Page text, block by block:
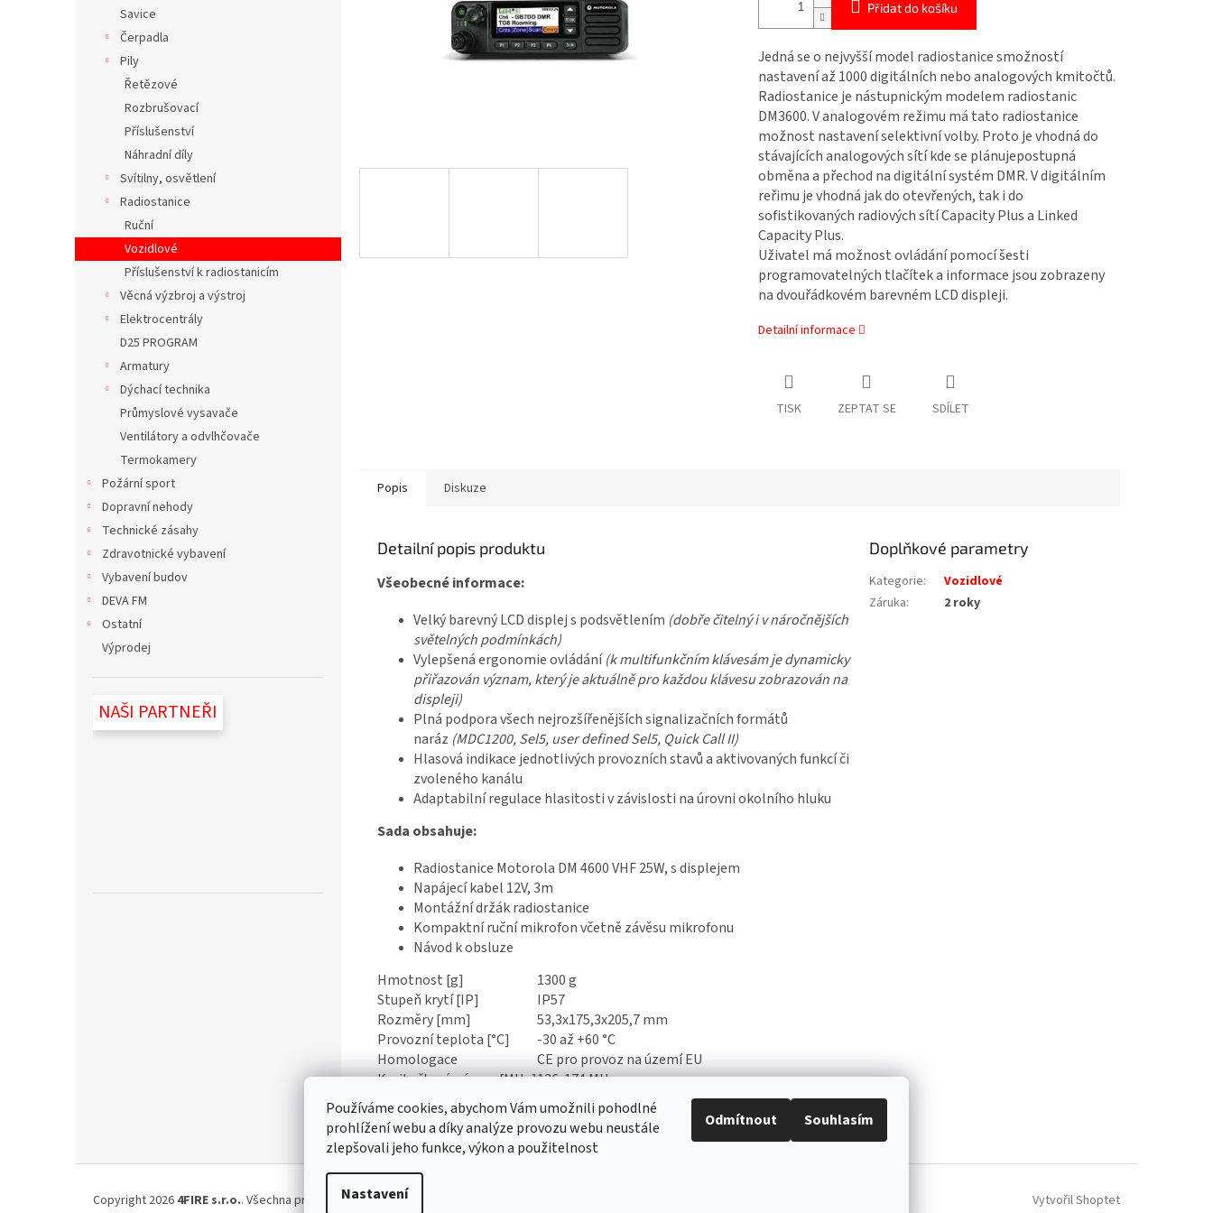
Používáme cookies, abychom Vám umožnili pohodlné
prohlížení webu a díky analýze provozu webu neustále
zlepšovali jeho funkce, výkon a použitelnost
Nastavení
Odmítnout Souhlasím
Savice
Čerpadla
Pily
Řetězové
Rozbrušovací
Příslušenství
Náhradní díly
Svítilny, osvětlení
Radiostanice
Ruční
Vozidlové
Příslušenství k radiostanicím
Věcná výzbroj a výstroj
Elektrocentrály
D25 PROGRAM
Armatury
Dýchací technika
Průmyslové vysavače
Ventilátory a odvlhčovače
Termokamery
Požární sport
Dopravní nehody
Technické zásahy
Zdravotnické vybavení
Vybavení budov
DEVA FM
Ostatní
Výprodej
NAŠI PARTNEŘI
Přidat do košíku
Jedná se o nejvyšší model radiostanice smožností
nastavení až 1000 digitálních nebo analogových kmitočtů.
Radiostanice je nástupnickým modelem radiostanic
DM3600. V analogovém režimu má tato radiostanice
možnost nastavení selektivní volby. Proto je vhodná do
stávajících analogových sítí kde se plánujepostupná
obměna a přechod na digitální systém DMR. V digitálním
reřimu je vhodná jak do otevřených, tak i do
sofistikovaných radiových sítí Capacity Plus a Linked
Capacity Plus.
Uživatel má možnost ovládání pomocí šesti
programovatelných tlačítek a informace jsou zobrazeny
na dvouřádkovém barevném LCD displeji.
Detailní informace
TISK ZEPTAT SE SDÍLET
Popis Diskuze
Detailní popis produktu
Všeobecné informace:
Velký barevný LCD displej s podsvětlením (dobře čitelný i v náročnějších
světelných podmínkách)
Vylepšená ergonomie ovládání(k multifunkčním klávesám je dynamicky
přiřazován význam, který je aktuálně pro každou klávesu zobrazován na
displeji)
Plná podpora všech nejrozšířenějších signalizačních formátů
naráz (MDC1200, Sel5, user defined Sel5, Quick Call II)
Hlasová indikace jednotlivých provozních stavů a aktivovaných funkcí či
zvoleného kanálu
Adaptabilní regulace hlasitosti v závislosti na úrovni okolního hluku
Sada obsahuje:
Radiostanice Motorola DM 4600 VHF 25W, s displejem
Napájecí kabel 12V, 3m
Montážní držák radiostanice
Kompaktní ruční mikrofon včetně závěsu mikrofonu
Návod k obsluze
Hmotnost [g]
1300 g
Stupeň krytí [IP]
IP57
Rozměry [mm]
53,3x175,3x205,7 mm
Provozní teplota [°C]
-30 až +60 °C
Homologace
CE pro provoz na území EU
Kmitočtové pásmo [MHz]136-174 MHz
Počet kanálů
Výkon [W]
1-25 W
Doplňkové parametry
Kategorie:
Vozidlové
Záruka: 2 roky
Vytvořil Shoptet
Copyright 2026 4FIRE s.r.o.. Všechna práva vyhrazena.Upravit nastavení cookies